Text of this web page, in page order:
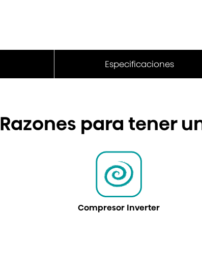
Especificaciones
Razones para tener
Compresor Inverter